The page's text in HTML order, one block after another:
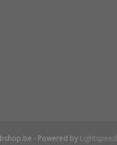
- Powered by Lightspeed